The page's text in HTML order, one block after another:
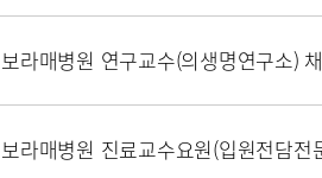
보라매병원 연구교수(의생명연구소)
보라매병원 진료교수요원(입원전담전